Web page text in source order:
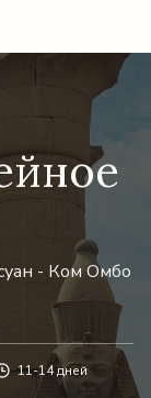
- Ком Омбо
11-14 дней